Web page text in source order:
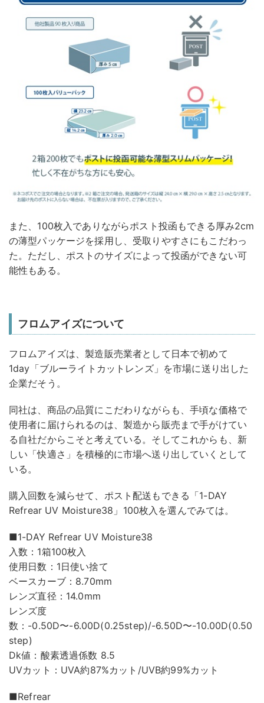
また、100枚入でありながらポスト投函もできる厚み2cm
の薄型パッケージを採用し、受取りやすさにもこだわっ
た。ただし、ポストのサイズによって投函ができない可
能性もある。
フロムアイズについて
フロムアイズは、製造販売業者として日本で初めて
1day「ブルーライトカットレンズ」を市場に送り出した
企業だそう。
同社は、商品の品質にこだわりながらも、手頃な価格で
使用者に届けられるのは、製造から販売まで手がけてい
る自社だからこそと考えている。そしてこれからも、新
しい「快適さ」を積極的に市場へ送り出していくとして
いる。
購入回数を減らせて、ポスト配送もできる「1-DAY
Refrear UV Moisture38」100枚入を選んでみては。
■1-DAY Refrear UV Moisture38
入数：1箱100枚入
使用日数：1日使い捨て
ベースカーブ：8.70mm
レンズ直径：14.0mm
レンズ度
数：-0.50D〜-6.00D(0.25step)/-6.50D〜-10.00D(0.50
step)
Dk値：酸素透過係数 8.5
UVカット：UVA約87%カット/UVB約99%カット
■Refrear